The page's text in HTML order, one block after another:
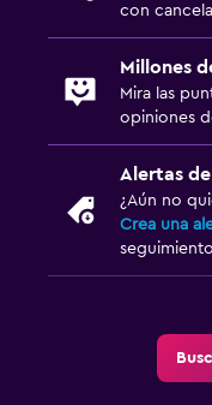
Servicios y facilidades
Servicio de
Botella de agua
Zona de trabajo
Escritorio
con
Millones
Mira las
opiniones
Alertas
¿Aún no
Crea una